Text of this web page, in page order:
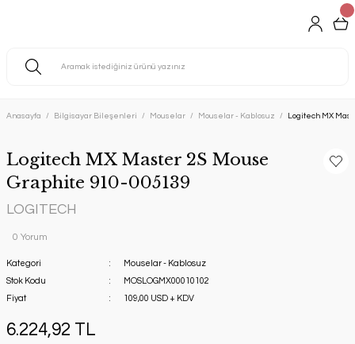
Anasayfa Bilgisayar Bileşenleri Mouselar Mouselar - Kablosuz Logitech MX
Logitech MX Master 2S Mouse
Graphite 910-005139
LOGITECH
0 Yorum
Kategori
Mouselar - Kablosuz
Stok Kodu
MOSLOGMX00010102
Fiyat
109,00 USD + KDV
6.224,92 TL